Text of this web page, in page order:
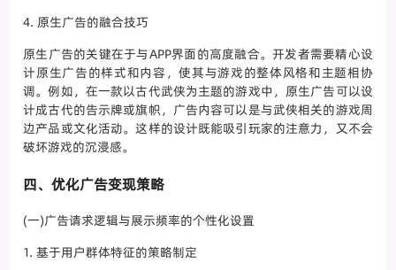
4. 原生广告的融合技巧
原生广告的关键在于与APP界面的高度融合。开发者需要精心设
计原生广告的样式和内容，使其与游戏的整体风格和主题相协
调。例如，在一款以古代武侠为主题的游戏中，原生广告可以设
计成古代的告示牌或旗帜，广告内容可以是与武侠相关的游戏周
边产品或文化活动。这样的设计既能吸引玩家的注意力，又不会
破坏游戏的沉浸感。
四、优化广告变现策略
(一)广告请求逻辑与展示频率的个性化设置
1. 基于用户群体特征的策略制定